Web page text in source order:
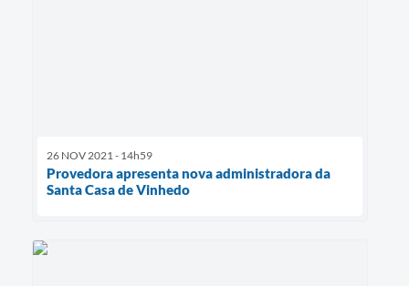
26 NOV 2021 - 14h59
Provedora apresenta nova administradora da
Santa Casa de Vinhedo